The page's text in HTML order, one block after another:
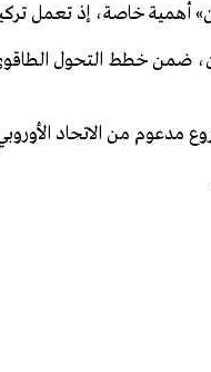
أهمية خاصة، إذ تعمل
ضمن خطط التحول
مدعوم من الاتحاد